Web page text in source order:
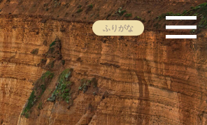
ふりがな